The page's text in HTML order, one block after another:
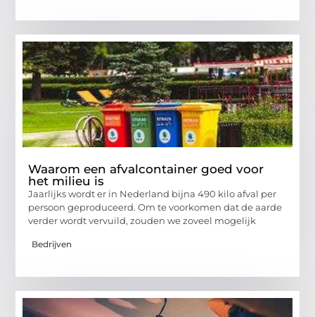
Waarom een afvalcontainer goed voor
het milieu is
Jaarlijks wordt er in Nederland bijna 490 kilo afval per
persoon geproduceerd. Om te voorkomen dat de aarde
verder wordt vervuild, zouden we zoveel mogelijk
Bedrijven